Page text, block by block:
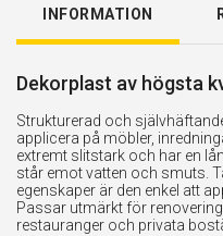
INFORMATION
Dekorplast av högsta
Strukturerad och
applicera på möbler,
extremt slitstark och har en
står emot vatten och smuts.
egenskaper är den enkel att
Passar utmärkt för renovering
restauranger och privata